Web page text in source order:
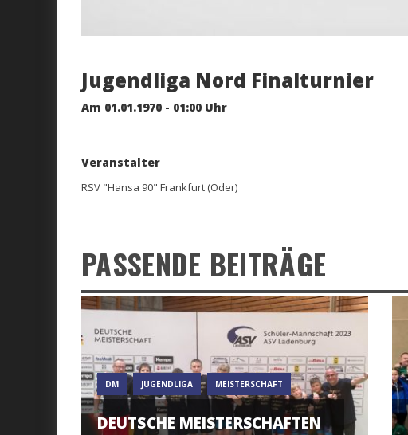
Jugendliga Nord Finalturnier
Am 01.01.1970 - 01:00 Uhr
Veranstalter
RSV "Hansa 90" Frankfurt (Oder)
PASSENDE BEITRÄGE
DM JUGENDLIGA MEISTERSCHAFT
DEUTSCHE MEISTERSCHAFTEN